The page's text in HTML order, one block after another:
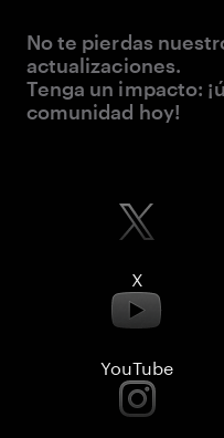
No te pierdas
actualizaciones.
Tenga un impacto:
comunidad hoy!
X
YouTube